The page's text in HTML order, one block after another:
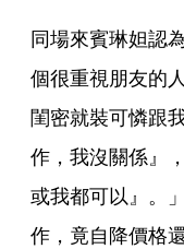
同場來賓琳妲認
個很重視朋友的
閨密就裝可憐跟
作，我沒關係』
或我都可以』。
作，竟自降價格